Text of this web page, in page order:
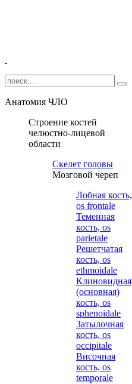
Анатомия ЧЛО
Строение костей
челюстно-лицевой
области
Cкелет головы
Мозговой череп
Лобная кость,
os frontale
Теменная
кость, os
parietale
Решетчатая
кость, os
ethmoidale
Клиновидная
(основная)
кость, os
sphenoidale
Затылочная
кость, os
occipitale
Височная
кость, os
temporale